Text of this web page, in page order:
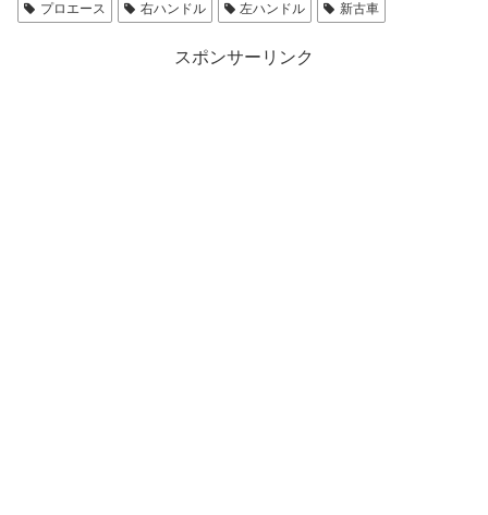
プロエース
右ハンドル 左ハンドル 新古車
スポンサーリンク